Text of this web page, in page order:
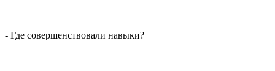
- Где совершенствовали навыки?